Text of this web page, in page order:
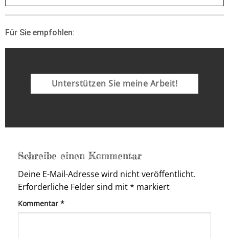
Für Sie empfohlen:
Unterstützen Sie meine Arbeit!
Schreibe einen Kommentar
Deine E-Mail-Adresse wird nicht veröffentlicht.
Erforderliche Felder sind mit* markiert
Kommentar *